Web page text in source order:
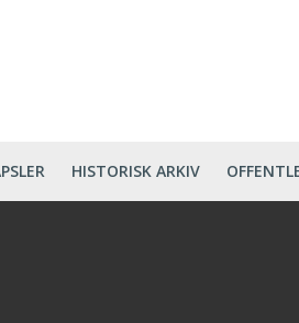
HISTORISK ARKIV